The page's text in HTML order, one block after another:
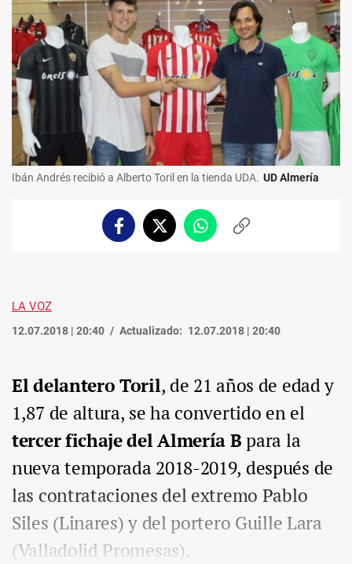
Ibán Andrés recibió a Alberto Toril en la tienda UDA. UD Almería
FacebookTwitterWhatsappCopiar
LA VOZ
12.07.2018 | 20:40 Actualizado: 12.07.2018 | 20:40
El delantero Toril, de 21 años de edad y
1,87 de altura, se ha convertido en el
tercer fichaje del Almería Bpara la
nueva temporada 2018-2019, después de
las contrataciones del extremo Pablo
Siles (Linares) y del portero Guille Lara
(Valladolid Promesas).